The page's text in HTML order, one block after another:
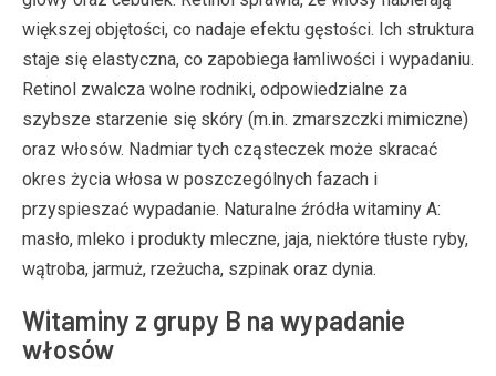
większej objętości, co nadaje efektu gęstości. Ich struktura
staje się elastyczna, co zapobiega łamliwości i wypadaniu.
Retinol zwalcza wolne rodniki, odpowiedzialne za
szybsze starzenie się skóry (m.in. zmarszczki mimiczne)
oraz włosów. Nadmiar tych cząsteczek może skracać
okres życia włosa w poszczególnych fazach i
przyspieszać wypadanie. Naturalne źródła witaminy A:
masło, mleko i produkty mleczne, jaja, niektóre tłuste ryby,
wątroba, jarmuż, rzeżucha, szpinak oraz dynia.
Witaminy z grupy B na wypadanie
włosów